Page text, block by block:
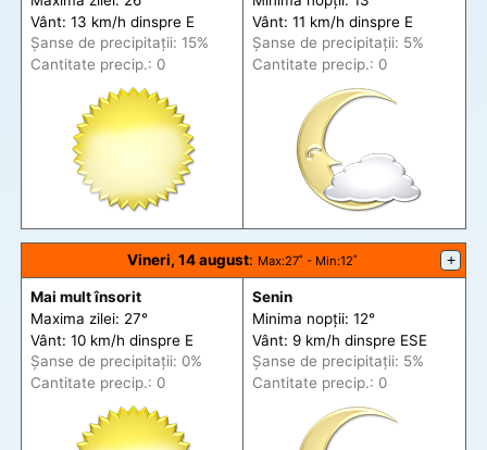
Vânt: 13 km/h dinspre E
Șanse de precipitații: 15%
Cantitate precip.: 0
Vânt: 11 km/h dinspre E
Șanse de precipitații: 5%
Cantitate precip.: 0
Vineri, 14 august: Max:27˚ - Min:12˚ +
Mai mult însorit
Maxima zilei: 27°
Vânt: 10 km/h dinspre E
Șanse de precipitații: 0%
Cantitate precip.: 0
Senin
Minima nopții: 12°
Vânt: 9 km/h dinspre ESE
Șanse de precipitații: 5%
Cantitate precip.: 0